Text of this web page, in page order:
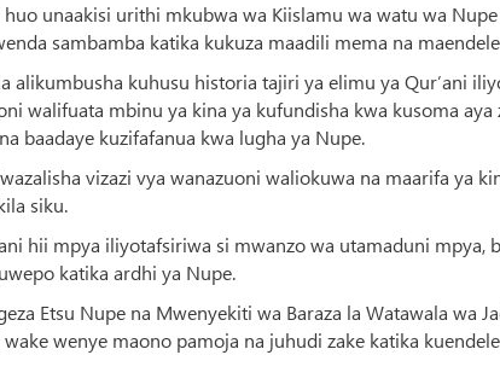
unaakisi urithi mkubwa wa Kiislamu wa watu wa
sambamba katika kukuza maadili mema na
alikumbusha kuhusu historia tajiri ya elimu ya Qur’ani
walifuata mbinu ya kina ya kufundisha kwa kusoma aya
baadaye kuzifafanua kwa lugha ya Nupe.
vizazi vya wanazuoni waliokuwa na maarifa ya
siku.
hii mpya iliyotafsiriwa si mwanzo wa utamaduni
katika ardhi ya Nupe.
Etsu Nupe na Mwenyekiti wa Baraza la Watawala wa
wenye maono pamoja na juhudi zake katika